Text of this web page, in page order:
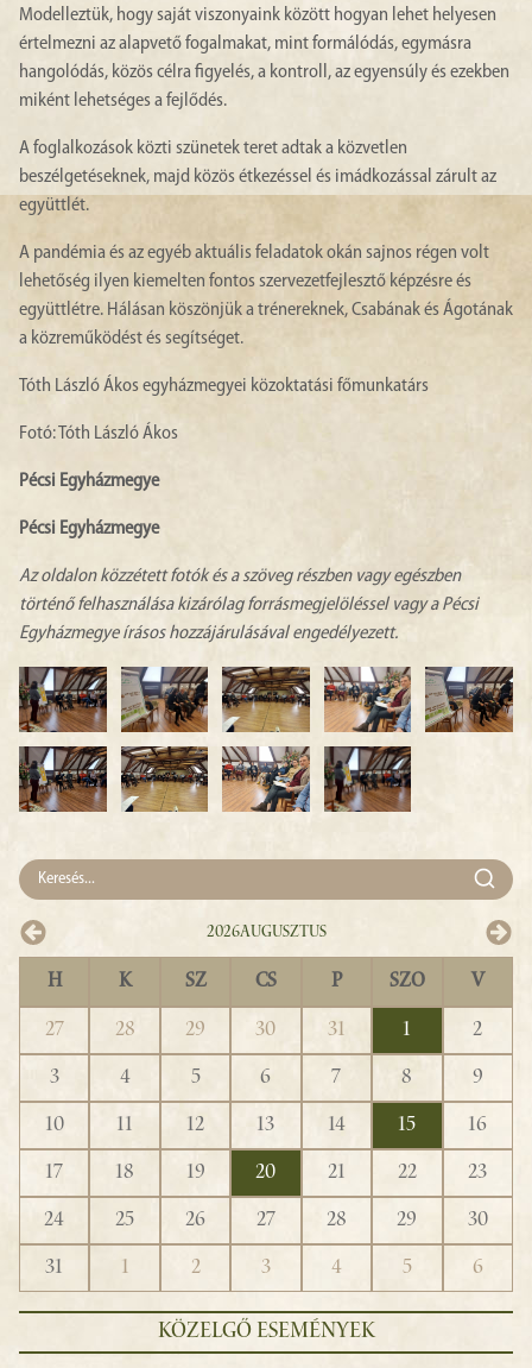
Modelleztük, hogy saját viszonyaink között hogyan lehet helyesen
értelmezni az alapvető fogalmakat, mint formálódás, egymásra
hangolódás, közös célra figyelés, a kontroll, az egyensúly és ezekben
miként lehetséges a fejlődés.
A foglalkozások közti szünetek teret adtak a közvetlen
beszélgetéseknek, majd közös étkezéssel és imádkozással zárult az
együttlét.
A pandémia és az egyéb aktuális feladatok okán sajnos régen volt
lehetőség ilyen kiemelten fontos szervezetfejlesztő képzésre és
együttlétre. Hálásan köszönjük a trénereknek, Csabának és Ágotának
a közreműködést és segítséget.
Tóth László Ákos egyházmegyei közoktatási főmunkatárs
Fotó: Tóth László Ákos
Pécsi Egyházmegye
Pécsi Egyházmegye
Az oldalon közzétett fotók és a szöveg részben vagy egészben
történő felhasználása kizárólag forrásmegjelöléssel vagy a Pécsi
Egyházmegye írásos hozzájárulásával engedélyezett.
2026Augusztus
H K SZ CS P SZO V
27 28 29 30 31 1
2
3
4 5 6 7 8
9
10
11 12 13 14 15
16
17
18 19 20 21 22
23
24
25 26 27 28 29
30
31
1 2 3 4 5 6
KÖZELGŐ ESEMÉNYEK